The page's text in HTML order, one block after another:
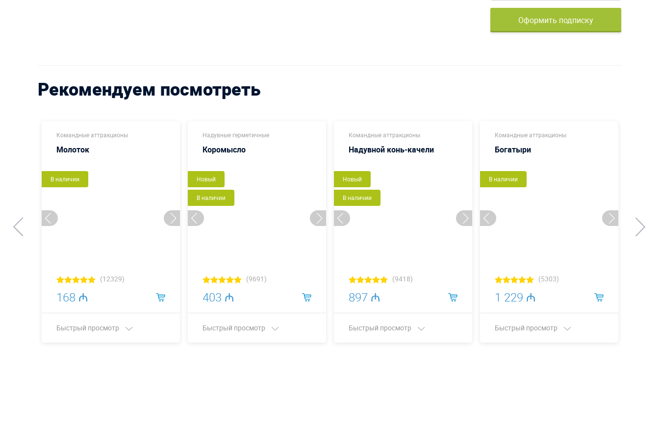
Оформить подписку
Рекомендуем посмотреть
Командные аттракционы
Молоток
В наличии
(12329)
168 ₼
Быстрый просмотр
Надувные герметичные
Коромысло
Новый
В наличии
(9691)
403 ₼
Быстрый просмотр
Командные аттракционы
Надувной конь-качели
Новый
В наличии
(9418)
897 ₼
Быстрый просмотр
Командные аттракционы
Богатыри
В наличии
(5303)
1 229 ₼
Быстрый просмотр